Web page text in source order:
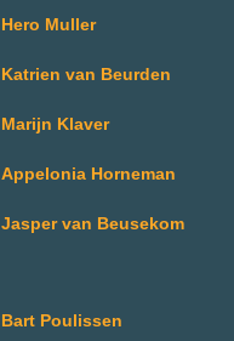
Hero Muller
Katrien van Beurden
Marijn Klaver
Appelonia Horneman
Jasper van Beusekom
Bart Poulissen